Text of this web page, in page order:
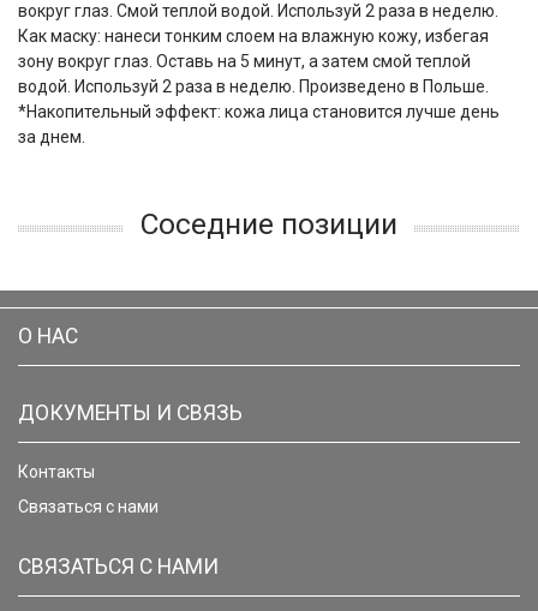
вокруг глаз. Смой теплой водой. Используй 2 раза в неделю.
Как маску: нанеси тонким слоем на влажную кожу, избегая
зону вокруг глаз. Оставь на 5 минут, а затем смой теплой
водой. Используй 2 раза в неделю. Произведено в Польше.
*Накопительный эффект: кожа лица становится лучше день
за днем.
Соседние позиции
О НАС
ДОКУМЕНТЫ И СВЯЗЬ
Контакты
Связаться с нами
СВЯЗАТЬСЯ С НАМИ